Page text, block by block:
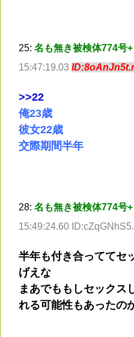
25: 名も無き被検体774号
15:47:19.03
>>22
俺23歳
彼女22歳
交際期間半年
28: 名も無き被検体774号
15:49:24.60
半年も付き合っててセ
げえな
まあでももしセックス
れる可能性もあったの